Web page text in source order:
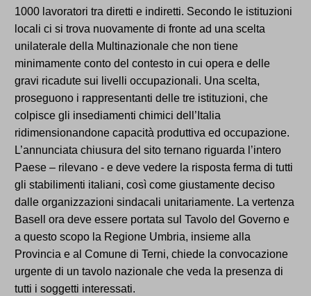
1000 lavoratori tra diretti e indiretti. Secondo le istituzioni
locali ci si trova nuovamente di fronte ad una scelta
unilaterale della Multinazionale che non tiene
minimamente conto del contesto in cui opera e delle
gravi ricadute sui livelli occupazionali. Una scelta,
proseguono i rappresentanti delle tre istituzioni, che
colpisce gli insediamenti chimici dell’Italia
ridimensionandone capacità produttiva ed occupazione.
L’annunciata chiusura del sito ternano riguarda l’intero
Paese – rilevano - e deve vedere la risposta ferma di tutti
gli stabilimenti italiani, così come giustamente deciso
dalle organizzazioni sindacali unitariamente. La vertenza
Basell ora deve essere portata sul Tavolo del Governo e
a questo scopo la Regione Umbria, insieme alla
Provincia e al Comune di Terni, chiede la convocazione
urgente di un tavolo nazionale che veda la presenza di
tutti i soggetti interessati.